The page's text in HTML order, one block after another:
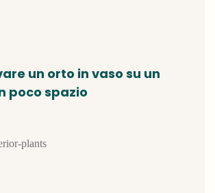
un orto in vaso su un
poco spazio